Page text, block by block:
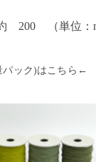
200 （単位：
パック)はこちら←